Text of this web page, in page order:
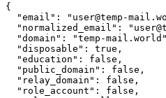
{
"email": "user@temp-
"normalized_email":
"domain": "temp-
  "disposable": true,
  "education": false,
  "public_domain": false,
  "relay_domain": false,
  "role_account": false,